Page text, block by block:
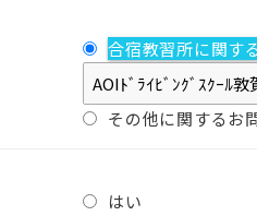
合宿教習所に関す
その他に関するお
はい